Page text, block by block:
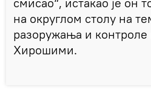
на округлом столу на
разоружања и контроле
Хирошими.